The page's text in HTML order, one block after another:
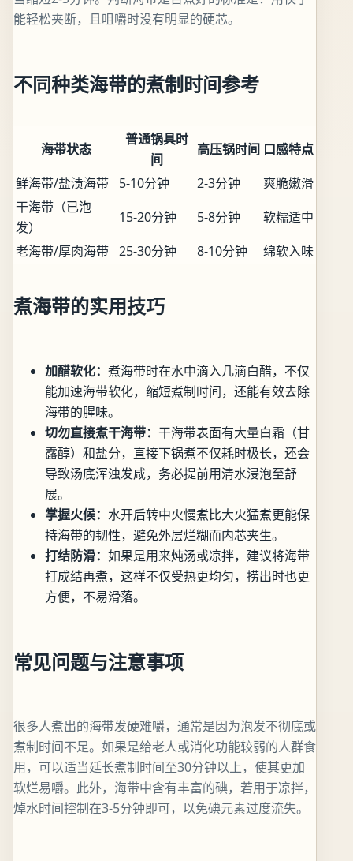
能轻松夹断，且咀嚼时没有明显的硬芯。
不同种类海带的煮制时间参考
海带状态
普通锅具时
间
高压锅时间 口感特点
鲜海带/盐渍海带
5-10分钟 2-3分钟
爽脆嫩滑
干海带（已泡
发）
15-20分钟 5-8分钟
软糯适中
老海带/厚肉海带 25-30分钟 8-10分钟 绵软入味
煮海带的实用技巧
加醋软化： 煮海带时在水中滴入几滴白醋，不仅
能加速海带软化，缩短煮制时间，还能有效去除
海带的腥味。
切勿直接煮干海带： 干海带表面有大量白霜（甘
露醇）和盐分，直接下锅煮不仅耗时极长，还会
导致汤底浑浊发咸，务必提前用清水浸泡至舒
展。
掌握火候： 水开后转中火慢煮比大火猛煮更能保
持海带的韧性，避免外层烂糊而内芯夹生。
打结防滑： 如果是用来炖汤或凉拌，建议将海带
打成结再煮，这样不仅受热更均匀，捞出时也更
方便，不易滑落。
常见问题与注意事项
很多人煮出的海带发硬难嚼，通常是因为泡发不彻底或
煮制时间不足。如果是给老人或消化功能较弱的人群食
用，可以适当延长煮制时间至30分钟以上，使其更加
软烂易嚼。此外，海带中含有丰富的碘，若用于凉拌，
焯水时间控制在3-5分钟即可，以免碘元素过度流失。